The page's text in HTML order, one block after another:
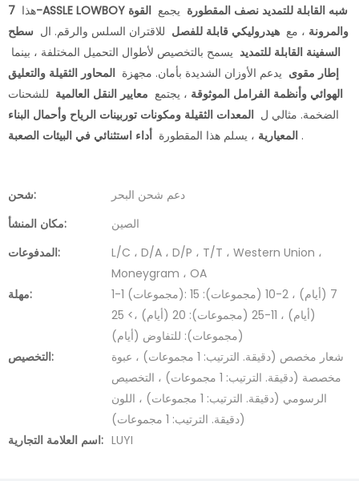
هذا 7-ASSLE LOWBOY شبه القابلة للتمديد نصف المقطورة يجمع القوة
والمرونة ، مع هيدروليكي قابلة للفصل للاقتران السلس والرقم. ال سطح
السفينة القابلة للتمديد يسمح بالتخصيص لأطوال التحميل المختلفة ، بينما
إطار مقوى يدعم الأوزان الشديدة بأمان. مجهزة المحاور الثقيلة والتعليق
الهوائي وأنظمة الفرامل الموثوقة ، يجتمع معايير النقل العالمية للشحنات
الضخمة. مثالي ل المعدات الثقيلة ومكونات توربينات الرياح وأحمال البناء
المعيارية ، يسلم هذا المقطورة .
شحن:
دعم شحن البحر
مكان المنشأ:
الصين
المدفوعات:
L/C ، D/A ، D/P ، T/T ، Western Union ،
Moneygram ، OA
مهلة:
1-1 (مجموعات): 7 (أيام) ، 2-10 (مجموعات): 15
(أيام) ، 11-25 (مجموعات): 20 (أيام) ،> 25
(مجموعات): للتفاوض (أيام)
التخصيص:
شعار مخصص (دقيقة. الترتيب: 1 مجموعات) ، عبوة
مخصصة (دقيقة. الترتيب: 1 مجموعات) ، التخصيص
الرسومي (دقيقة. الترتيب: 1 مجموعات) ، اللون
(دقيقة. الترتيب: 1 مجموعات)
اسم العلامة التجارية: LUYI